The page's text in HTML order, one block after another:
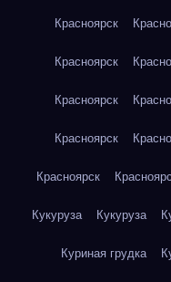
Красноярск
Красноярск
Красноярск
Красноярск
Красноярск
Кукуруза Кукуруза
Куриная грудка